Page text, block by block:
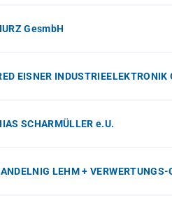
GesmbH
EISNER
SCHARMÜLLER e.U.
LEHM + VERWERTUNGS-